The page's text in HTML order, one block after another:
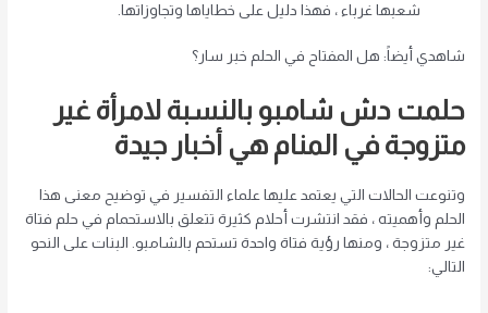
شعبها غرباء ، فهذا دليل على خطاياها وتجاوزاتها.
شاهدي أيضاً: هل المفتاح في الحلم خبر سار؟
حلمت دش شامبو بالنسبة لامرأة غير
متزوجة في المنام هي أخبار جيدة
وتنوعت الحالات التي يعتمد عليها علماء التفسير في توضيح معنى هذا
الحلم وأهميته ، فقد انتشرت أحلام كثيرة تتعلق بالاستحمام في حلم فتاة
غير متزوجة ، ومنها رؤية فتاة واحدة تستحم بالشامبو. البنات على النحو
التالي: